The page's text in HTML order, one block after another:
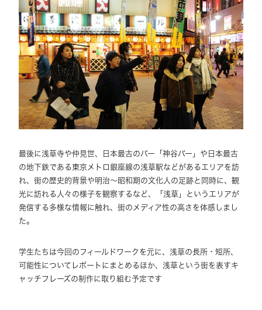
最後に浅草寺や仲見世、日本最古のバー「神谷バー」や日本最古
の地下鉄である東京メトロ銀座線の浅草駅などがあるエリアを訪
れ、街の歴史的背景や明治～昭和期の文化人の足跡と同時に、観
光に訪れる人々の様子を観察するなど、「浅草」というエリアが
発信する多様な情報に触れ、街のメディア性の高さを体感しまし
た。
学生たちは今回のフィールドワークを元に、浅草の長所・短所、
可能性についてレポートにまとめるほか、浅草という街を表すキ
ャッチフレーズの制作に取り組む予定です